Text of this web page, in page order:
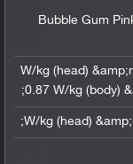
Bubble Gum
1.29 W/kg (head)
0.87 W/kg (body)